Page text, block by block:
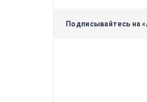
Подписывайтесь на